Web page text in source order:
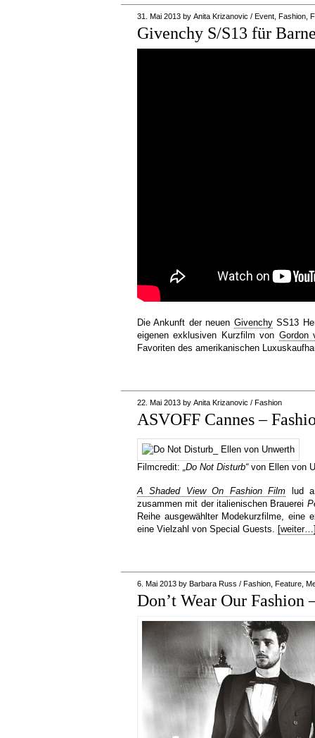
31. Mai 2013 by Anita Krizanovic / Event Fashion
Givenchy S/S13 für
Die Ankunft der neuen GivenchySS13
eigenen exklusiven Kurzfilm von Gordon
Favoriten des amerikanischen
22. Mai 2013 by Anita Krizanovic / Fashion
ASVOFF Cannes –
Filmcredit: „Do Not Disturb“von Ellen von
A Shaded View On Fashion Film lud
zusammen mit der italienischen Brauerei
Reihe ausgewählter Modekurzfilme,
eine Vielzahl von Special Guests.
6. Mai 2013 by Barbara Russ / Fashion, Feature,
Don’t Wear Our Fashion